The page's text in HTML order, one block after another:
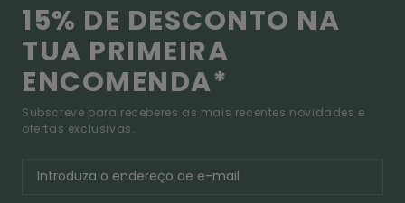
15% DE DESCONTO NA
TUA PRIMEIRA
ENCOMENDA*
Subscreve para receberes as mais recentes novidades e
ofertas exclusivas.